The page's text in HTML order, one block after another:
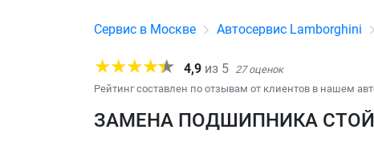
Сервис в Москве Автосервис Lamborghini
4,9 из 5 27оценок
Рейтинг составлен по отзывам от клиентов в нашем
ЗАМЕНА ПОДШИПНИКА